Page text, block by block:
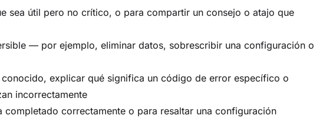
sea útil pero no crítico, o para compartir un consejo o atajo que
— por ejemplo, eliminar datos, sobrescribir una configuración o
explicar qué significa un código de error específico o
incorrectamente
completado correctamente o para resaltar una configuración